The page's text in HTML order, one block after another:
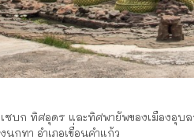
ซบก ทิศอุดร และทิศพายัพของเมืองอุบ
นกทา อำเภอเขื่อนคำแก้ว